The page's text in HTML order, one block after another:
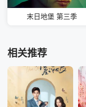
末日地堡 第三季
相关推荐